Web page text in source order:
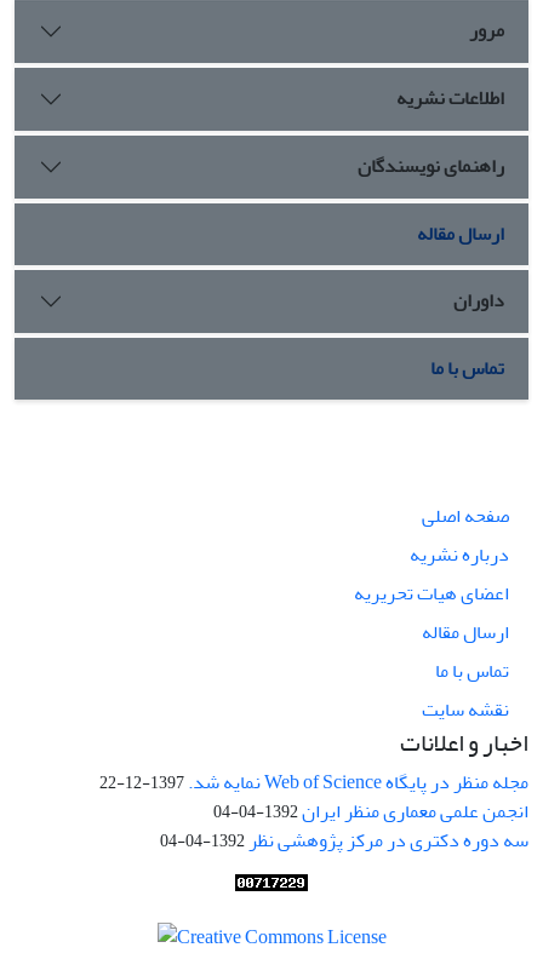
مرور
اطلاعات نشریه
راهنمای نویسندگان
ارسال مقاله
داوران
تماس با ما
صفحه اصلی
درباره نشریه
اعضای هیات تحریریه
ارسال مقاله
تماس با ما
نقشه سایت
اخبار و اعلانات
مجله منظر در پایگاه Web of Science نمایه شد. 1397-12-22
انجمن علمی معماری منظر ایران1392-04-04
سه دوره دکتری در مرکز پژوهشی نظر 1392-04-04